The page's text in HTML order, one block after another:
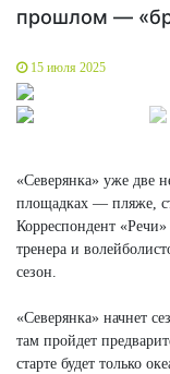
прошлом —
15 июля 2025
«Северянка» уже две
площадках — пляже,
Корреспондент
тренера и
сезон.
«Северянка» начнет
там пройдет
старте будет только